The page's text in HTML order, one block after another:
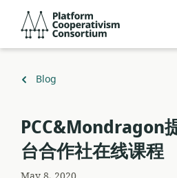
Hauptinhalt
springen
Zurück
Blog
PCC&Mondragon
台合作社在线课程